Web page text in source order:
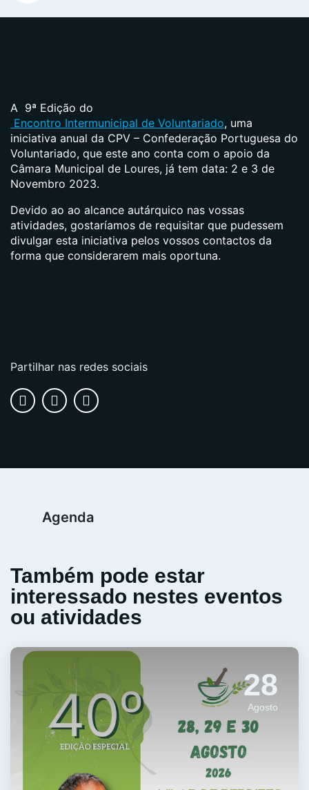
A 9ª Edição do
Encontro Intermunicipal de Voluntariado, uma
iniciativa anual da CPV – Confederação Portuguesa do
Voluntariado, que este ano conta com o apoio da
Câmara Municipal de Loures, já tem data: 2 e 3 de
Novembro 2023.
Devido ao ao alcance autárquico nas vossas
atividades, gostaríamos de requisitar que pudessem
divulgar esta iniciativa pelos vossos contactos da
forma que considerarem mais oportuna.
Partilhar nas redes sociais
Agenda
Também pode estar
interessado nestes eventos
ou atividades
28
Agosto